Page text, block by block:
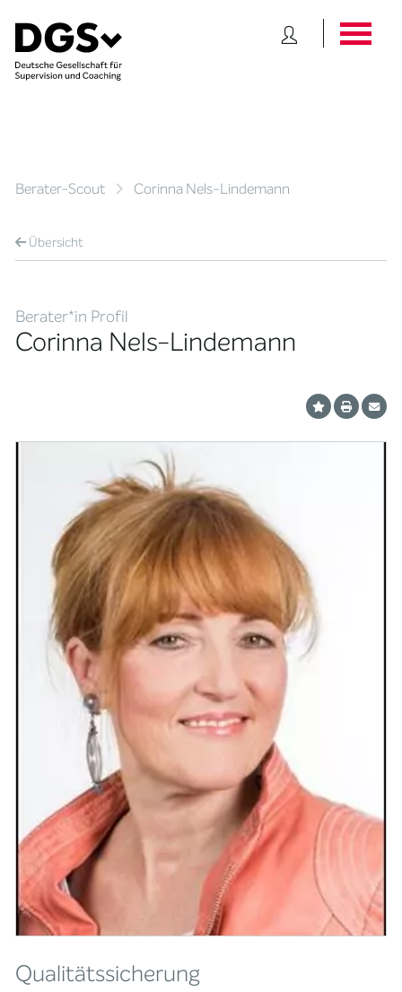
Berater-Scout Corinna Nels-Lindemann
Übersicht
Berater*in Profil
Corinna Nels-Lindemann
Qualitätssicherung